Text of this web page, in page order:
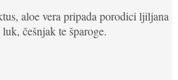
aloe vera pripada porodici ljiljana
češnjak te šparoge.